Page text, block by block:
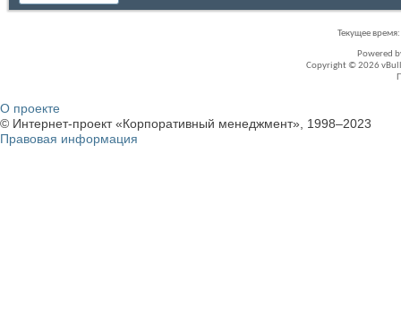
Текущее время:
Powered
Copyright © 2026
О проекте
© Интернет-проект «Корпоративный менеджмент», 1998–2023
Правовая информация